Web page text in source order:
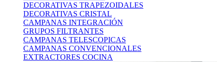
DECORATIVAS TRAPEZOIDALES
DECORATIVAS CRISTAL
CAMPANAS INTEGRACIÓN
GRUPOS FILTRANTES
CAMPANAS TELESCOPICAS
CAMPANAS CONVENCIONALES
EXTRACTORES COCINA